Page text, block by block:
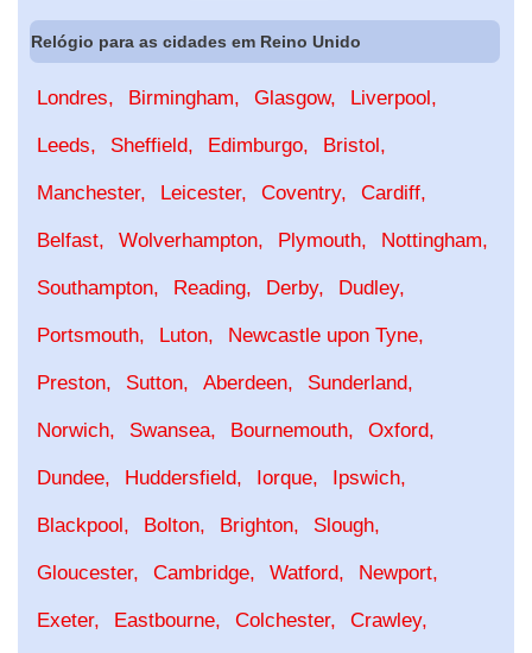
Relógio para as cidades em Reino Unido
Londres Birmingham Glasgow Liverpool
Leeds Sheffield Edimburgo Bristol
Manchester Leicester Coventry Cardiff
Belfast Wolverhampton Plymouth Nottingham
Southampton Reading Derby Dudley
Portsmouth Luton Newcastle upon Tyne
Preston Sutton Aberdeen Sunderland
Norwich Swansea Bournemouth Oxford
Dundee Huddersfield Iorque Ipswich
Blackpool Bolton Brighton Slough
Gloucester Cambridge Watford Newport
Exeter Eastbourne Colchester Crawley